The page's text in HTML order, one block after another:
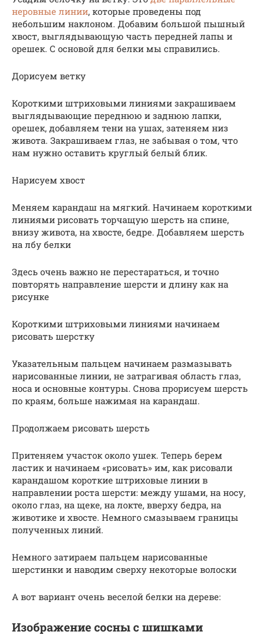
неровные линии, которые проведены под
небольшим наклоном. Добавим большой пышный
хвост, выглядывающую часть передней лапы и
орешек. С основой для белки мы справились.
Дорисуем ветку
Короткими штриховыми линиями закрашиваем
выглядывающие переднюю и заднюю лапки,
орешек, добавляем тени на ушах, затеняем низ
живота. Закрашиваем глаз, не забывая о том, что
нам нужно оставить круглый белый блик.
Нарисуем хвост
Меняем карандаш на мягкий. Начинаем короткими
линиями рисовать торчащую шерсть на спине,
внизу живота, на хвосте, бедре. Добавляем шерсть
на лбу белки
Здесь очень важно не перестараться, и точно
повторять направление шерсти и длину как на
рисунке
Короткими штриховыми линиями начинаем
рисовать шерстку
Указательным пальцем начинаем размазывать
нарисованные линии, не затрагивая область глаз,
носа и основные контуры. Снова прорисуем шерсть
по краям, больше нажимая на карандаш.
Продолжаем рисовать шерсть
Притеняем участок около ушек. Теперь берем
ластик и начинаем «рисовать» им, как рисовали
карандашом короткие штриховые линии в
направлении роста шерсти: между ушами, на носу,
около глаз, на щеке, на локте, вверху бедра, на
животике и хвосте. Немного смазываем границы
полученных линий.
Немного затираем пальцем нарисованные
шерстинки и наводим сверху некоторые волоски
А вот вариант очень веселой белки на дереве:
Изображение сосны с шишками